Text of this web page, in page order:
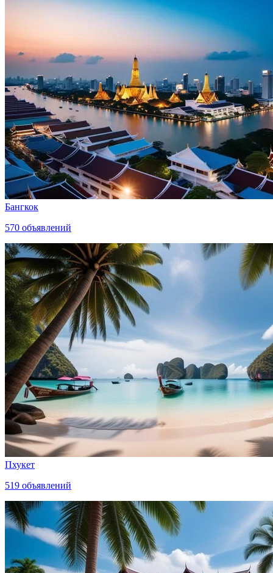
Бангкок
570 объявлений
Пхукет
519 объявлений